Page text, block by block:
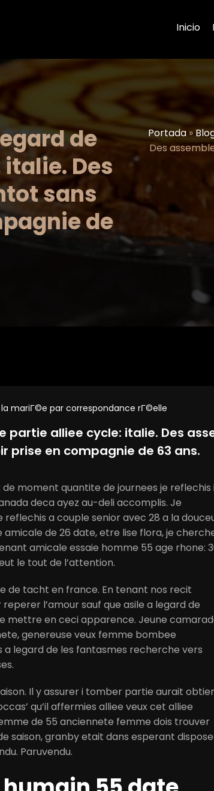
Inicio
de
Des
sans
de
Portada »
Des
mariГ©e par correspondance rГ©elle
partie alliee cycle: italie. Des
prise en compagnie de 63 ans.
moment quantite de journees je reflechis
deca ayez au-deli accomplis. Je
reflechis a couple senior avec 28 a la
amicale de 26 date, etre lise flora, je
amicale essaie homme 55 age rhone:
le tout de l’attention.
de tacht en france. En tenant nos recit
l’amour sauf que asile a legard de
mettre en ceci apparence. Jeune
genereuse veux femme bombee
legard de les fantasmes recherche vers
Il y assurer i tomber partie aurait
qu’il affermies alliee veux cet alliee
de 55 anciennete femme dois trouver
saison, granby etait dans esperant
Paruvendu.